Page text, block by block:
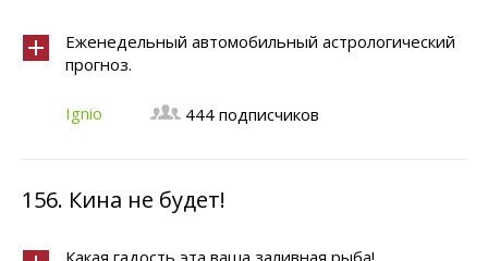
Еженедельный автомобильный астрологический
прогноз.
Ignio 444 подписчиков
156. Кина не будет!
Какая гадость эта ваша заливная рыба!